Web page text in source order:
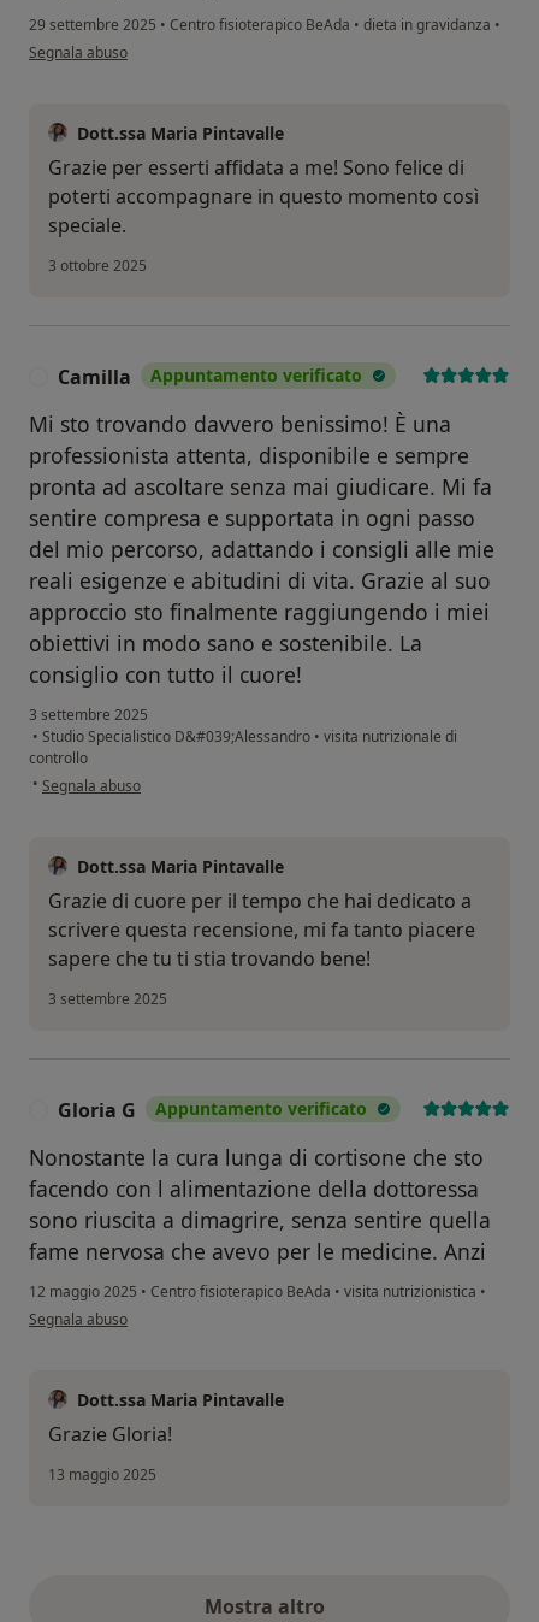
29 settembre 2025 • Centro fisioterapico BeAda • dieta in gravidanza •
secondo l'opinione dell'utente SB
Segnala abuso
Dott.ssa Maria Pintavalle
Grazie per esserti affidata a me! Sono felice di
poterti accompagnare in questo momento così
speciale.
3 ottobre 2025
Camilla Appuntamento verificato
Mi sto trovando davvero benissimo! È una
professionista attenta, disponibile e sempre
pronta ad ascoltare senza mai giudicare. Mi fa
sentire compresa e supportata in ogni passo
del mio percorso, adattando i consigli alle mie
reali esigenze e abitudini di vita. Grazie al suo
approccio sto finalmente raggiungendo i miei
obiettivi in modo sano e sostenibile. La
consiglio con tutto il cuore!
3 settembre 2025
• Studio Specialistico D&#039;Alessandro • visita nutrizionale di
controllo
• secondo l'opinione dell'utente Camilla
Segnala abuso
Dott.ssa Maria Pintavalle
Grazie di cuore per il tempo che hai dedicato a
scrivere questa recensione, mi fa tanto piacere
sapere che tu ti stia trovando bene!
3 settembre 2025
Gloria G Appuntamento verificato
Nonostante la cura lunga di cortisone che sto
facendo con l alimentazione della dottoressa
sono riuscita a dimagrire, senza sentire quella
fame nervosa che avevo per le medicine. Anzi
12 maggio 2025 • Centro fisioterapico BeAda • visita nutrizionistica •
secondo l'opinione dell'utente Gloria G
Segnala abuso
Dott.ssa Maria Pintavalle
Grazie Gloria!
13 maggio 2025
Mostra altro